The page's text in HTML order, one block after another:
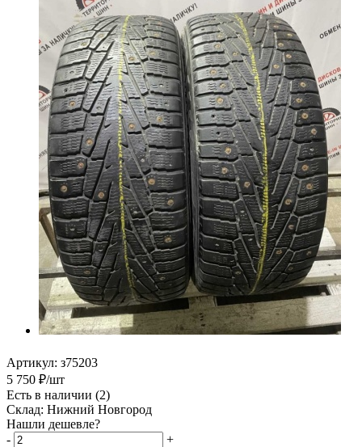
Артикул: з75203
5 750 ₽/шт
Есть в наличии (2)
Склад: Нижний Новгород
Нашли дешевле?
-
+